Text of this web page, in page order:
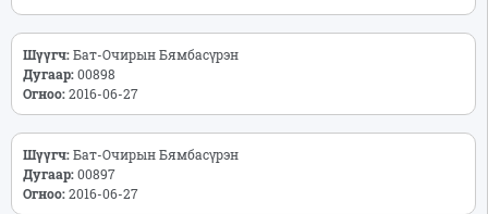
Шүүгч:Бат-Очирын Бямбасүрэн
Дугаар:00898
Огноо:2016-06-27
Шүүгч:Бат-Очирын Бямбасүрэн
Дугаар:00897
Огноо:2016-06-27